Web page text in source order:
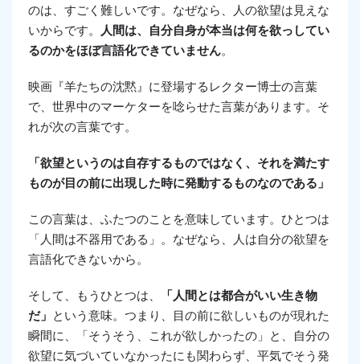
のは、すごく難しいです。なぜなら、人の欲望は見えな
いからです。
人間は、自分自身が本当は何を欲っしてい
るのかをほぼ言語化できていません。
映画『羊たちの沈黙』に登場するレクター博士の言葉
で、世界中のマーケターを唸らせた言葉があります。そ
れが次の言葉です。
「欲望というのは自存するものではなく、それを満たす
ものが目の前に出現した時に発動するものなのである」
この言葉は、ふたつのことを意味しています。ひとつは
「人間は不器用である」。なぜなら、人は自分の欲望を
言語化できないから。
そして、もうひとつは、
「人間とは都合がいい生き物
だ」 という意味。つまり、目の前に欲しいものが現れた
瞬間に、「そうそう、これが欲しかったの」と、自分の
欲望に気づいていなかったにも関わらず、平気でそう発